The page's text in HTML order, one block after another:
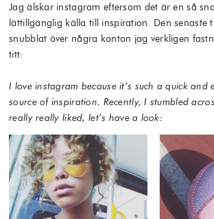
Jag älskar instagram eftersom det är en så
lättillgänglig källa till inspiration. Den senaste
snubblat över några konton jag verkligen
titt:
I love instagram because it’s such a quick and
source of inspiration. Recently, I stumbled
really really liked, let’s have a look: